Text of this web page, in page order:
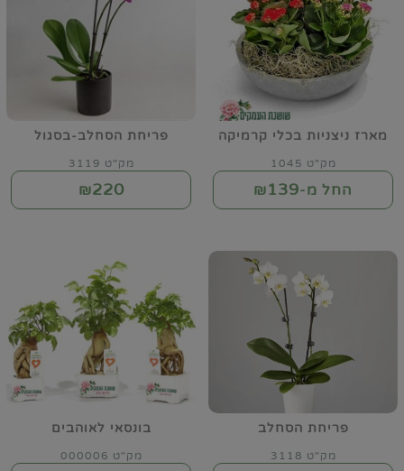
מארז ניצניות בכלי קרמיקה
מק"ט 1045
החל מ-₪139
פריחת הסחלב-בסגול
מק"ט 3119
₪220
פריחת הסחלב
מק"ט 3118
בונסאי לאוהבים
מק"ט 000006